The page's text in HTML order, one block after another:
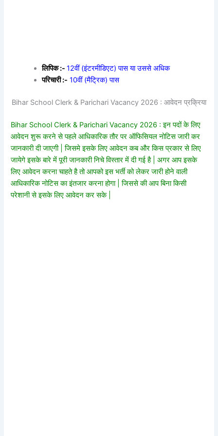
लिपिक :-12वीं (इंटरमीडिएट) पास या उससे अधिक
परिचारी :- 10वीं (मैट्रिक) पास
Bihar School Clerk & Parichari Vacancy 2026 : आवेदन प्रक्रिया
Bihar School Clerk & Parichari Vacancy 2026 : इन पदों के लिए
आवेदन शुरू करने से पहले आधिकारिक तौर पर ऑफिसियल नोटिस जारी कर
जानकारी दी जाएगी | जिसमे इसके लिए आवेदन कब और किस प्रकार से लिए
जायेगे इसके बारे में पूरी जानकारी निचे विस्तार में दी गई है | अगर आप इसके
लिए आवेदन करना चाहते है तो आपको इस भर्ती को लेकर जारी होने वाली
आधिकारिक नोटिस का इंतजार करना होगा | जिससे की आप बिना किसी
परेशानी से इसके लिए आवेदन कर सके |